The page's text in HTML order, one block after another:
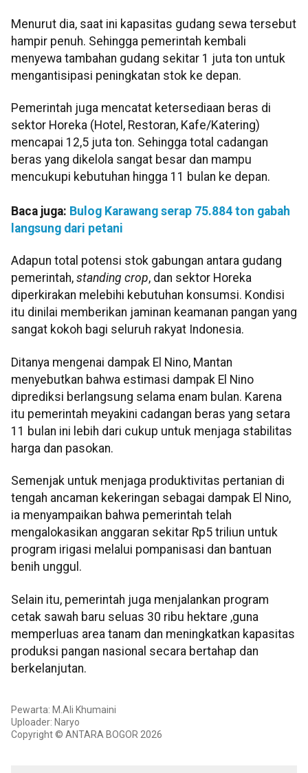
Menurut dia, saat ini kapasitas gudang sewa tersebut
hampir penuh. Sehingga pemerintah kembali
menyewa tambahan gudang sekitar 1 juta ton untuk
mengantisipasi peningkatan stok ke depan.
Pemerintah juga mencatat ketersediaan beras di
sektor Horeka (Hotel, Restoran, Kafe/Katering)
mencapai 12,5 juta ton. Sehingga total cadangan
beras yang dikelola sangat besar dan mampu
mencukupi kebutuhan hingga 11 bulan ke depan.
Baca juga: Bulog Karawang serap 75.884 ton gabah
langsung dari petani
Adapun total potensi stok gabungan antara gudang
pemerintah, standing crop, dan sektor Horeka
diperkirakan melebihi kebutuhan konsumsi. Kondisi
itu dinilai memberikan jaminan keamanan pangan yang
sangat kokoh bagi seluruh rakyat Indonesia.
Ditanya mengenai dampak El Nino, Mantan
menyebutkan bahwa estimasi dampak El Nino
diprediksi berlangsung selama enam bulan. Karena
itu pemerintah meyakini cadangan beras yang setara
11 bulan ini lebih dari cukup untuk menjaga stabilitas
harga dan pasokan.
Semenjak untuk menjaga produktivitas pertanian di
tengah ancaman kekeringan sebagai dampak El Nino,
ia menyampaikan bahwa pemerintah telah
mengalokasikan anggaran sekitar Rp5 triliun untuk
program irigasi melalui pompanisasi dan bantuan
benih unggul.
Selain itu, pemerintah juga menjalankan program
cetak sawah baru seluas 30 ribu hektare ,guna
memperluas area tanam dan meningkatkan kapasitas
produksi pangan nasional secara bertahap dan
berkelanjutan.
Pewarta: M.Ali Khumaini
Uploader: Naryo
Copyright © ANTARA BOGOR 2026